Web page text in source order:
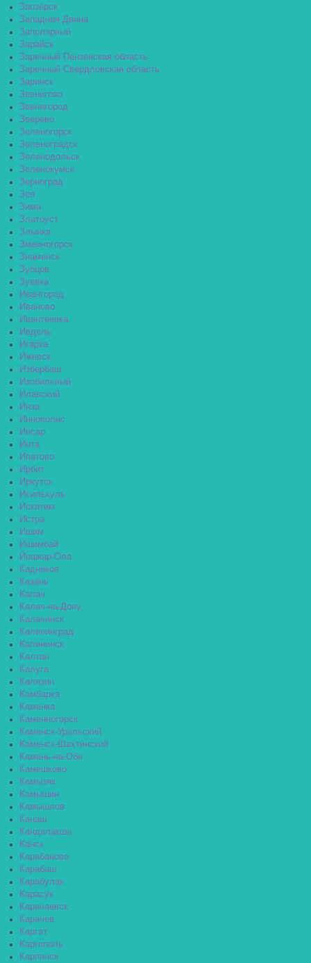
Заозёрск
Западная Двина
Заполярный
Зарайск
Заречный Пензенская область
Заречный Свердловская область
Заринск
Звенигово
Звенигород
Зверево
Зеленогорск
Зеленоградск
Зеленодольск
Зеленокумск
Зерноград
Зея
Зима
Златоуст
Злынка
Змеиногорск
Знаменск
Зубцов
Зуевка
Ивангород
Иваново
Ивантеевка
Ивдель
Игарка
Ижевск
Избербаш
Изобильный
Иланский
Инза
Иннополис
Инсар
Инта
Ипатово
Ирбит
Иркутск
Исилькуль
Искитим
Истра
Ишим
Ишимбай
Йошкар-Ола
Кадников
Казань
Калач
Калач-на-Дону
Калачинск
Калининград
Калининск
Калтан
Калуга
Калязин
Камбарка
Каменка
Каменногорск
Каменск-Уральский
Каменск-Шахтинский
Камень-на-Оби
Камешково
Камызяк
Камышин
Камышлов
Канаш
Кандалакша
Канск
Карабаново
Карабаш
Карабулак
Карасук
Карачаевск
Карачев
Каргат
Каргополь
Карпинск